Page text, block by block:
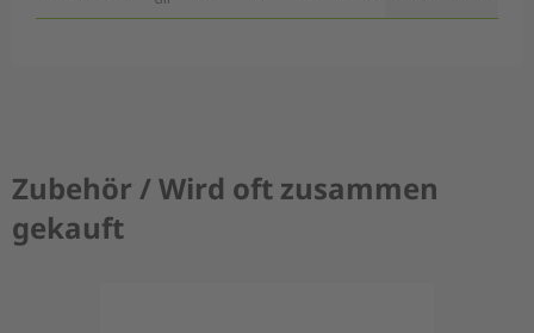
Zubehör / Wird oft zusammen
gekauft